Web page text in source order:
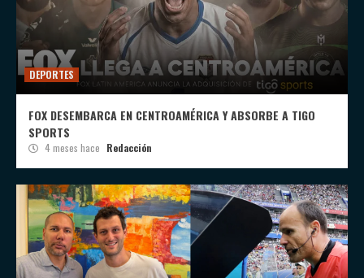
DEPORTES
FOX DESEMBARCA EN CENTROAMÉRICA Y ABSORBE A TIGO
SPORTS
4 meses hace Redacción